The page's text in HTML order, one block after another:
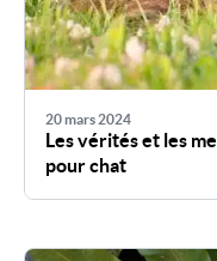
20 mars 2024
Les vérités et les
pour chat